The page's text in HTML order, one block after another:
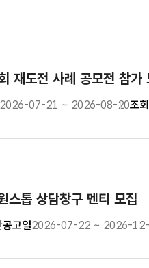
재도전 사례 공모전 참가
2026-07-21 ~ 2026-08-20조
톱 상담창구 멘티 모집
공고일2026-07-22 ~ 2026-